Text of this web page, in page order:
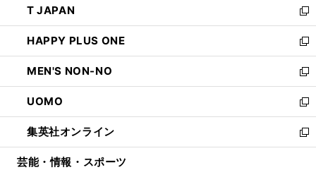
く
で
開
く
ド
ウ
で
開
く
ィ
ン
ド
ウ
で
開
く
い
ウ
ィ
ン
ド
ウ
で
開
く
T JAPAN
新
し
い
ウ
ィ
ン
ド
ウ
で
開
HAPPY PLUS ONE
新
し
い
ウ
ィ
ン
ド
ウ
MEN'S NON-NO
新
し
い
ウ
ィ
ン
UOMO
新
し
い
ウ
集英社オンライン
新
し
芸能・情報・スポーツ